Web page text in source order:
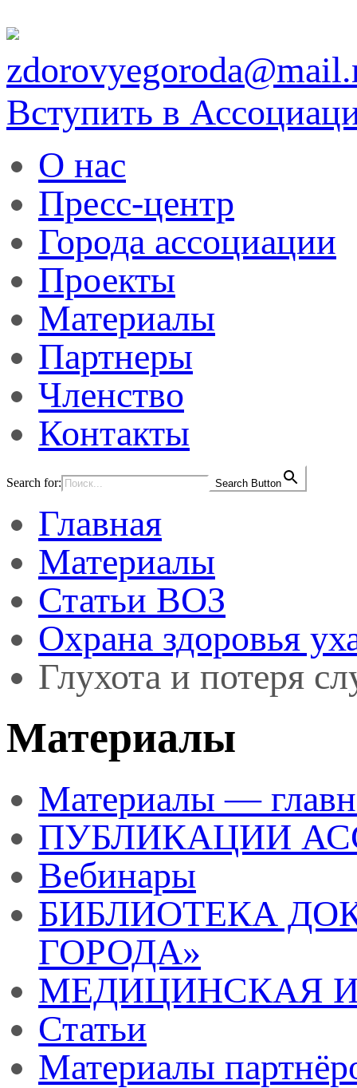
Вступить в
О нас
Пресс-центр
Города ассоциации
Проекты
Материалы
Партнеры
Членство
Контакты
Search for: Search Button
Главная
Материалы
Статьи ВОЗ
Охрана здоровья
Глухота и потеря
Материалы
Материалы —
ПУБЛИКАЦИИ
Вебинары
БИБЛИОТЕКА
ГОРОДА»
МЕДИЦИНСКАЯ
Статьи
Материалы